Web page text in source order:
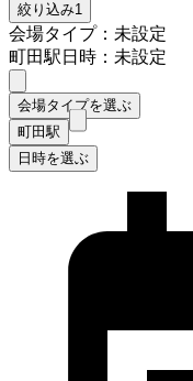
絞り込み1
会場タイプ：未設定
町田駅日時：未設定
会場タイプを選ぶ
町田駅
日時を選ぶ